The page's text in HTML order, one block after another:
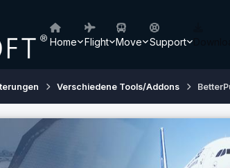
Home Flight Move Support
Verschiedene Tools/Addons